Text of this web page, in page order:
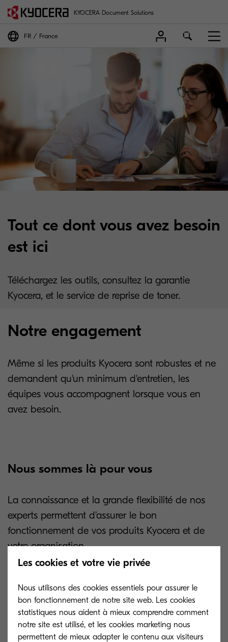
KYOCERA Document Solutions
FR France
Tout ce dont vous avez besoin
est ici
Téléchargez les outils, consultez la garantie
Kyocera, et le service de reprise de toner.
Notre engagement
Même si les produits Kyocera sont robustes et ne
demandent qu'un minimum d'entretien, les
équipes vous accompagnent lorsque vous en
avez besoin.
Nous sommes là pour vous
La connaissance et la grande flexibilité de nos
experts permettent d'assurer le bon
fonctionnement de vos produits Kyocera et de
votre organisation.
votre entreprise
Profitez pleinement des avantages de
Les cookies et votre vie privée
Nous utilisons des cookies essentiels pour assurer le
bon fonctionnement de notre site web. Les cookies
statistiques nous aident à mieux comprendre comment
notre site est utilisé, et les cookies marketing nous
permettent de mieux adapter le contenu aux visiteurs